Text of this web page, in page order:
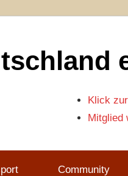
Klick
Mitglied
Community